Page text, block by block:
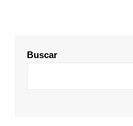
Buscar